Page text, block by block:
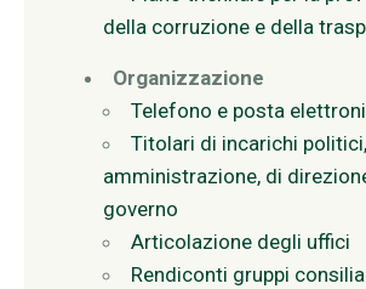
della corruzione e della
Organizzazione
Telefono e posta
Titolari di incarichi
amministrazione, di
governo
Articolazione degli uffici
Rendiconti gruppi